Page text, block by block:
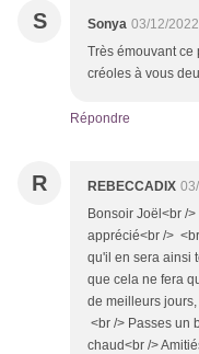
S Sonya 03/12/
Très émouvant ce
créoles à vous
Répondre
R REBECCADIX
Bonsoir Joël<br /
apprécié<br />
qu'il en sera ainsi
que cela ne fera
de meilleurs
<br /> Passes un
chaud<br />